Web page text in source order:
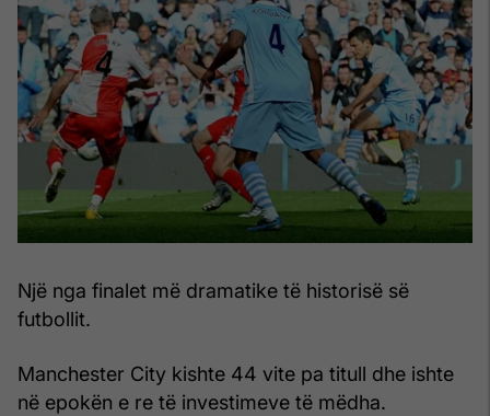
Një nga finalet më dramatike të historisë së
futbollit.
Manchester City kishte 44 vite pa titull dhe ishte
në epokën e re të investimeve të mëdha.